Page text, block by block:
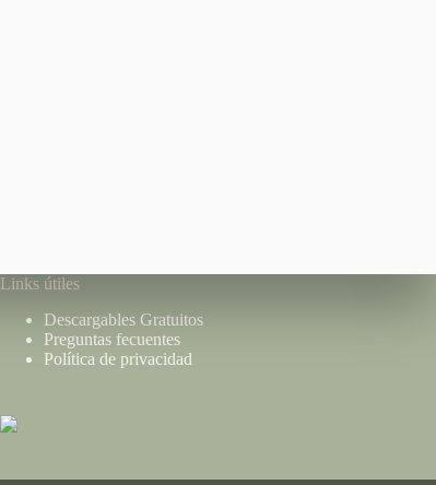
Links útiles
Descargables Gratuitos
Preguntas fecuentes
Política de privacidad